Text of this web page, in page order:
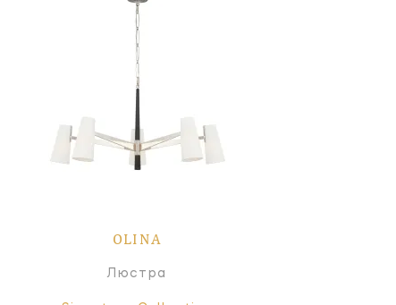
OLINA
Люстра